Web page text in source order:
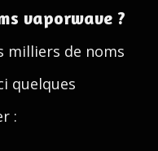
vaporwave ?
milliers de noms
quelques
: